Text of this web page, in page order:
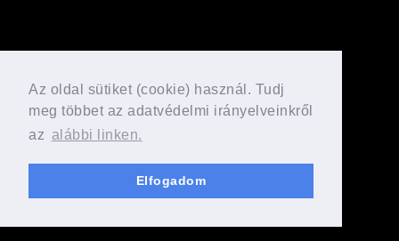
Az oldal sütiket (cookie) használ. Tudj
meg többet az adatvédelmi irányelveinkről
az alábbi linken.
Elfogadom